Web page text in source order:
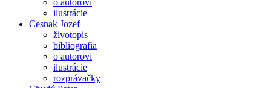
o autorovi
ilustrácie
Cesnak Jozef
životopis
bibliografia
o autorovi
ilustrácie
rozprávačky